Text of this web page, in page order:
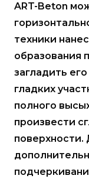
ART-Beton
техники
образования
загладить
гладких
полного
произвести
поверхности.